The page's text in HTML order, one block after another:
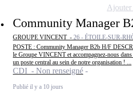
Community Manager
GROUPE VINCENT - 26 - ÉTOILE-SUR-
POSTE : Community Manager B2b H/F
le Groupe VINCENT et accompagnez-nous
un poste central au sein de notre organisation ! ...
CDI - Non renseigné
Publié il y a 10 jours
Ajouter